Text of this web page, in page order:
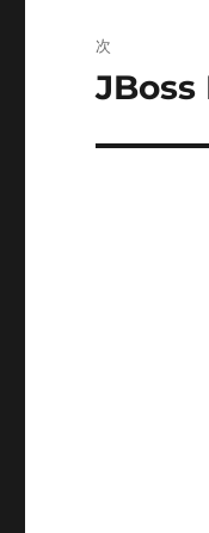
ゲ
稿:
次
次
投
JBoss